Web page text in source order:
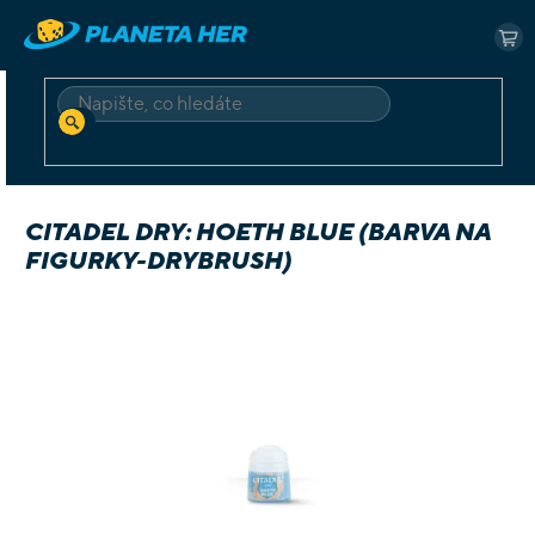
obsah
HLEDAT
CITADEL DRY: HOETH BLUE (BARVA NA
FIGURKY-DRYBRUSH)